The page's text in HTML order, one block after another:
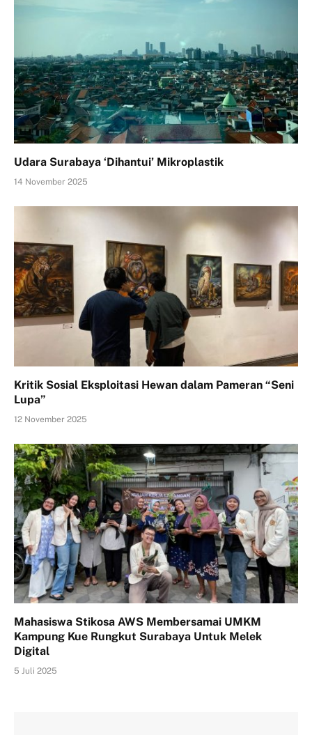
Udara Surabaya ‘Dihantui’ Mikroplastik
14 November 2025
Kritik Sosial Eksploitasi Hewan dalam Pameran “Seni
Lupa”
12 November 2025
Mahasiswa Stikosa AWS Membersamai UMKM
Kampung Kue Rungkut Surabaya Untuk Melek
Digital
5 Juli 2025